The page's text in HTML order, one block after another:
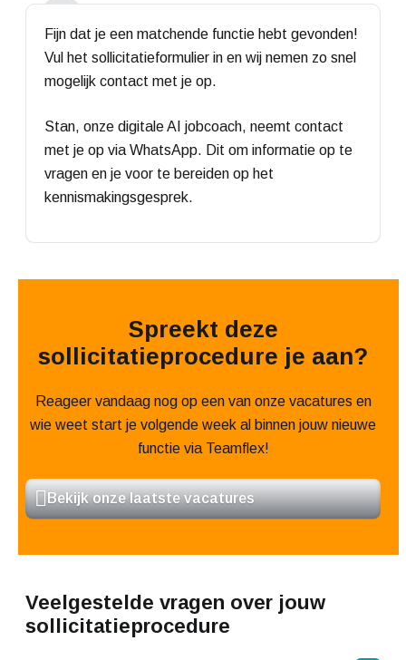
Fijn dat je een matchende functie hebt gevonden!
Vul het sollicitatieformulier in en wij nemen zo snel
mogelijk contact met je op.
Stan, onze digitale AI jobcoach, neemt contact
met je op via WhatsApp. Dit om informatie op te
vragen en je voor te bereiden op het
kennismakingsgesprek.
Spreekt deze
sollicitatieprocedure je aan?
Reageer vandaag nog op een van onze vacatures en
wie weet start je volgende week al binnen jouw nieuwe
functie via Teamflex!
Bekijk onze laatste vacatures
Veelgestelde vragen over jouw
sollicitatieprocedure